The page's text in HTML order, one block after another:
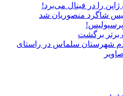
ژاپن را در فینال می‌برد!
شاگرد منصوریان شد
پرسپولیس!
برتر برگشت
شهرستان سلماس در راستای